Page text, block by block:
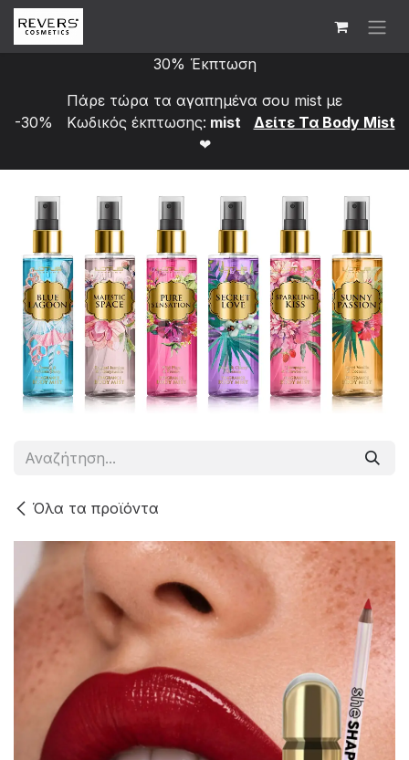
Skip to Content
30% Έκπτωση
Πάρε τώρα τα αγαπημένα σου mist με
-30% Κωδικός έκπτωσης: mist
Δείτε Τα Bod​y Mist
❤
Όλα τα προϊόντα